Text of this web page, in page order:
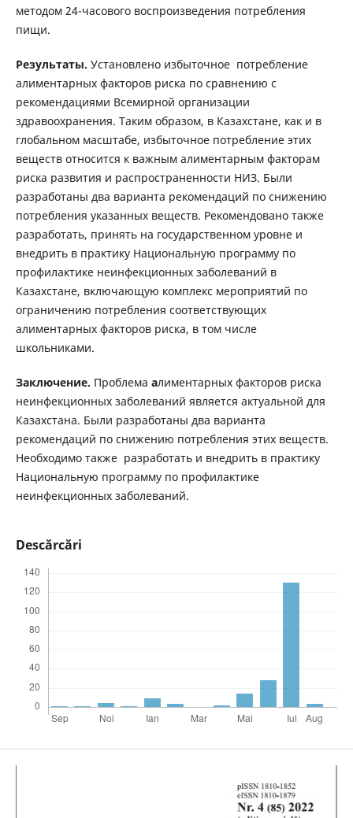
методом 24-часового воспроизведения потребления
пищи.
Результаты. Установлено избыточное потребление
алиментарных факторов риска по сравнению с
рекомендациями Всемирной организации
здравоохранения. Таким образом, в Казахстане, как и в
глобальном масштабе, избыточное потребление этих
веществ относится к важным алиментарным факторам
риска развития и распространенности НИЗ. Были
разработаны два варианта рекомендаций по снижению
потребления указанных веществ. Рекомендовано также
разработать, принять на государственном уровне и
внедрить в практику Национальную программу по
профилактике неинфекционных заболеваний в
Казахстане, включающую комплекс мероприятий по
ограничению потребления соответствующих
алиментарных факторов риска, в том числе
школьниками.
Заключение. Проблема алиментарных факторов риска
неинфекционных заболеваний является актуальной для
Казахстана. Были разработаны два варианта
рекомендаций по снижению потребления этих веществ.
Необходимо также разработать и внедрить в практику
Национальную программу по профилактике
неинфекционных заболеваний.
Descărcări